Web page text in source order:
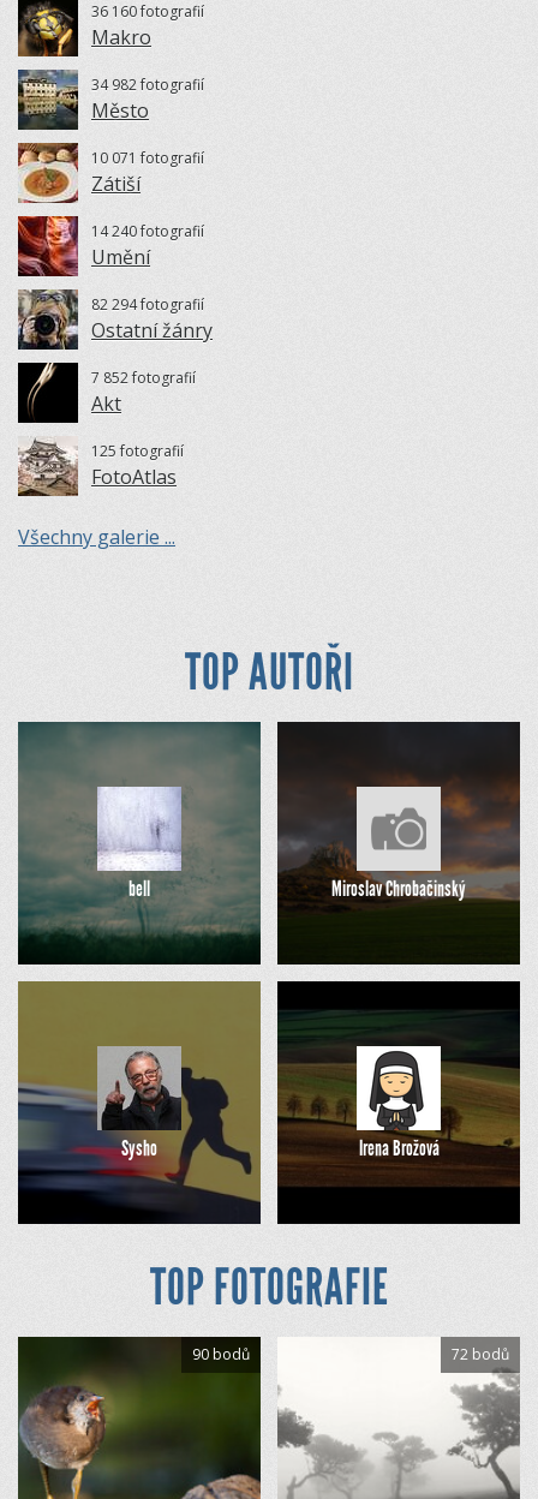
36 160 fotografií
Makro
34 982 fotografií
Město
10 071 fotografií
Zátiší
14 240 fotografií
Umění
82 294 fotografií
Ostatní žánry
7 852 fotografií
Akt
125 fotografií
FotoAtlas
Všechny galerie ...
TOP AUTOŘI
bell Miroslav Chrobačinský
Sysho Irena Brožová
TOP FOTOGRAFIE
90 bodů 72 bodů